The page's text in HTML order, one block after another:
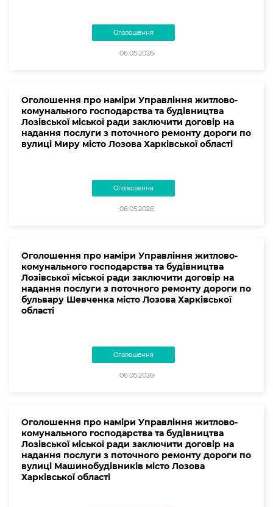
Оголошення
06.05.2026
Оголошення про наміри Управління житлово-
комунального господарства та будівництва
Лозівської міської ради заключити договір на
надання послуги з поточного ремонту дороги по
вулиці Миру місто Лозова Харківської області
Оголошення
06.05.2026
Оголошення про наміри Управління житлово-
комунального господарства та будівництва
Лозівської міської ради заключити договір на
надання послуги з поточного ремонту дороги по
бульвару Шевченка місто Лозова Харківської
області
Оголошення
06.05.2026
Оголошення про наміри Управління житлово-
комунального господарства та будівництва
Лозівської міської ради заключити договір на
надання послуги з поточного ремонту дороги по
вулиці Машинобудівників місто Лозова
Харківської області